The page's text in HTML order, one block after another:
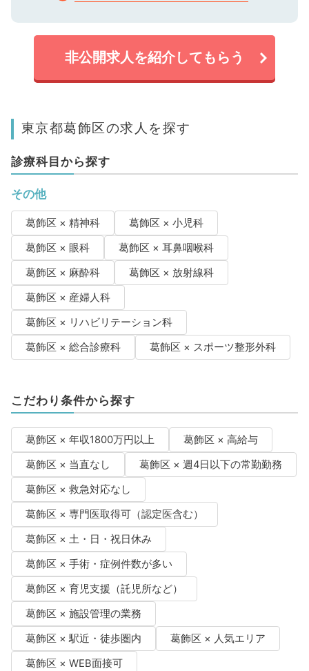
非公開求人を紹介してもらう
東京都葛飾区の求人を探す
診療科目から探す
その他
葛飾区 × 精神科
葛飾区 × 小児科
葛飾区 × 眼科
葛飾区 × 耳鼻咽喉科
葛飾区 × 麻酔科
葛飾区 × 放射線科
葛飾区 × 産婦人科
葛飾区 × リハビリテーション科
葛飾区 × 総合診療科
葛飾区 × スポーツ整形外科
こだわり条件から探す
葛飾区 × 年収1800万円以上
葛飾区 × 高給与
葛飾区 × 当直なし
葛飾区 × 週4日以下の常勤勤務
葛飾区 × 救急対応なし
葛飾区 × 専門医取得可（認定医含む）
葛飾区 × 土・日・祝日休み
葛飾区 × 手術・症例件数が多い
葛飾区 × 育児支援（託児所など）
葛飾区 × 施設管理の業務
葛飾区 × 駅近・徒歩圏内
葛飾区 × 人気エリア
葛飾区 × WEB面接可